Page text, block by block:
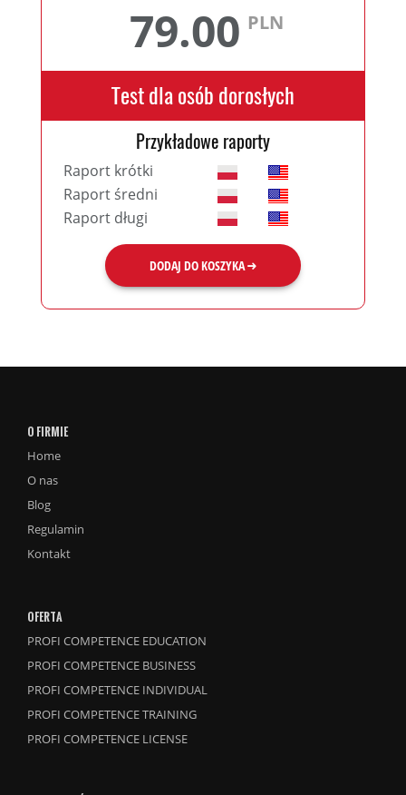
79.00 PLN
Test dla osób dorosłych
Przykładowe raporty
Raport krótki
Raport średni
Raport długi
DODAJ DO KOSZYKA
O FIRMIE
Home
O nas
Blog
Regulamin
Kontakt
OFERTA
PROFI COMPETENCE EDUCATION
PROFI COMPETENCE BUSINESS
PROFI COMPETENCE INDIVIDUAL
PROFI COMPETENCE TRAINING
PROFI COMPETENCE LICENSE